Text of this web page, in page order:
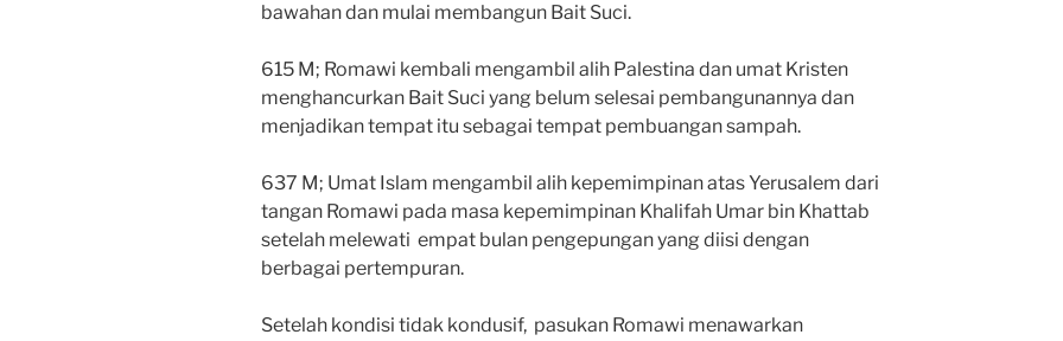
bawahan dan mulai membangun Bait Suci.
615 M; Romawi kembali mengambil alih Palestina dan umat Kristen
menghancurkan Bait Suci yang belum selesai pembangunannya dan
menjadikan tempat itu sebagai tempat pembuangan sampah.
637 M; Umat Islam mengambil alih kepemimpinan atas Yerusalem dari
tangan Romawi pada masa kepemimpinan Khalifah Umar bin Khattab
setelah melewati empat bulan pengepungan yang diisi dengan
berbagai pertempuran.
Setelah kondisi tidak kondusif, pasukan Romawi menawarkan